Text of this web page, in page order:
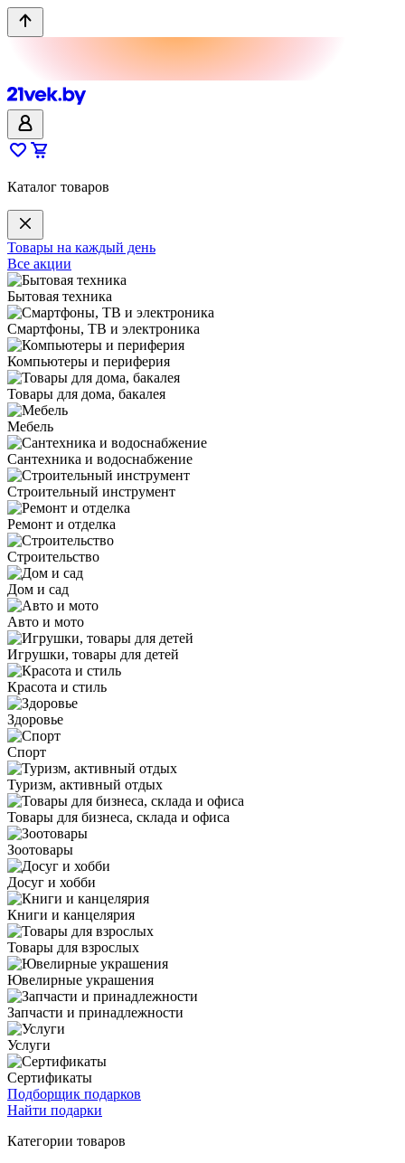
Каталог товаров
Товары на каждый день
Все акции
Бытовая техника
Смартфоны, ТВ и электроника
Компьютеры и периферия
Товары для дома, бакалея
Мебель
Сантехника и водоснабжение
Строительный инструмент
Ремонт и отделка
Строительство
Дом и сад
Авто и мото
Игрушки, товары для детей
Красота и стиль
Здоровье
Спорт
Туризм, активный отдых
Товары для бизнеса, склада и офиса
Зоотовары
Досуг и хобби
Книги и канцелярия
Товары для взрослых
Ювелирные украшения
Запчасти и принадлежности
Услуги
Сертификаты
Подборщик подарков
Найти подарки
Категории товаров